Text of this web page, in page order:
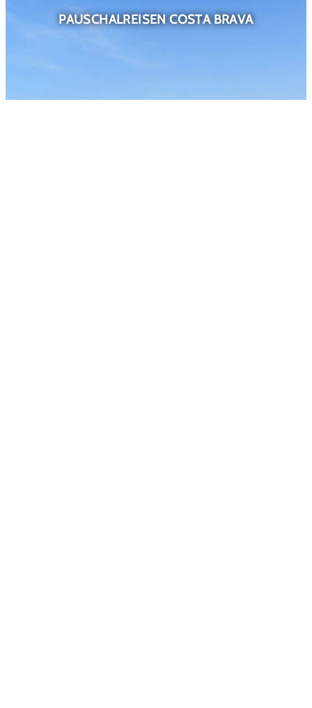
PAUSCHALREISEN COSTA BRAVA